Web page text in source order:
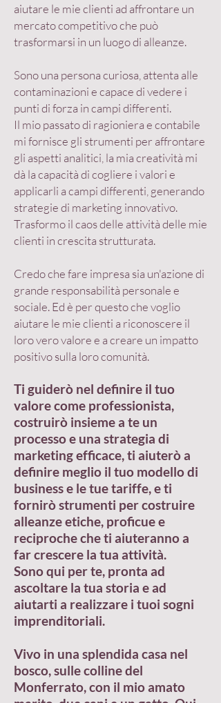
aiutare le mie clienti ad affrontare un
mercato competitivo che può
trasformarsi in un luogo di alleanze.
Sono una persona curiosa, attenta alle
contaminazioni e capace di vedere i
punti di forza in campi differenti.
Il mio passato di ragioniera e contabile
mi fornisce gli strumenti per affrontare
gli aspetti analitici, la mia creatività mi
dà la capacità di cogliere i valori e
applicarli a campi differenti, generando
strategie di marketing innovativo.
Trasformo il caos delle attività delle mie
clienti in crescita strutturata.
Credo che fare impresa sia un'azione di
grande responsabilità personale e
sociale. Ed è per questo che voglio
aiutare le mie clienti a riconoscere il
loro vero valore e a creare un impatto
positivo sulla loro comunità.
Ti guiderò nel definire il tuo
valore come professionista,
costruirò insieme a te un
processo e una strategia di
marketing efficace, ti aiuterò a
definire meglio il tuo modello di
business e le tue tariffe, e ti
fornirò strumenti per costruire
alleanze etiche, proficue e
reciproche che ti aiuteranno a
far crescere la tua attività.
Sono qui per te, pronta ad
ascoltare la tua storia e ad
aiutarti a realizzare i tuoi sogni
imprenditoriali.
Vivo in una splendida casa nel
bosco, sulle colline del
Monferrato, con il mio amato